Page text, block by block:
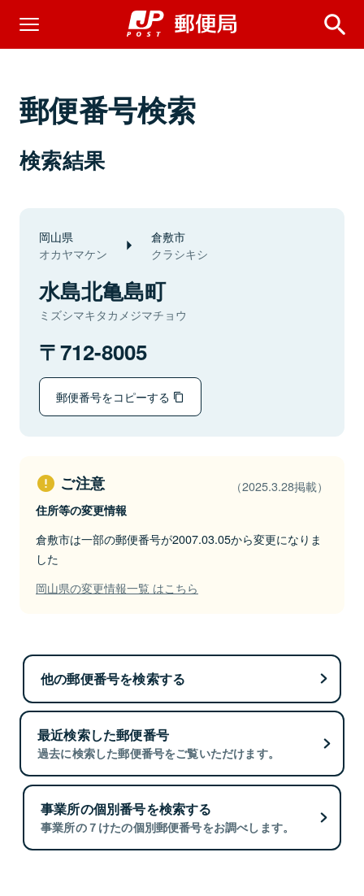
郵便番号検索
検索結果
岡山県
オカヤマケン
倉敷市
クラシキシ
水島北亀島町
ミズシマキタカメジマチョウ
712-8005
郵便番号をコピーする
ご注意 （2025.3.28掲載）
住所等の変更情報
倉敷市は一部の郵便番号が2007.03.05から変更になりま
した
岡山県の変更情報一覧 はこちら
他の郵便番号を検索する
最近検索した郵便番号
過去に検索した郵便番号をご覧いただけます。
事業所の個別番号を検索する
事業所の７けたの個別郵便番号をお調べします。